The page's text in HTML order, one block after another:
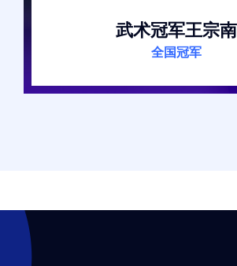
武术冠军王宗南
全国冠军